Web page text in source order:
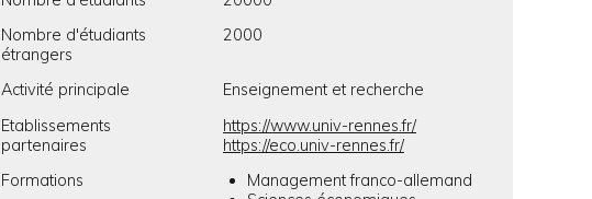
Nombre d'étudiants
étrangers
2000
Activité principale
Enseignement et recherche
Etablissements
partenaires
https://www.univ-rennes.fr/
https://eco.univ-rennes.fr/
Formations
Management franco-allemand